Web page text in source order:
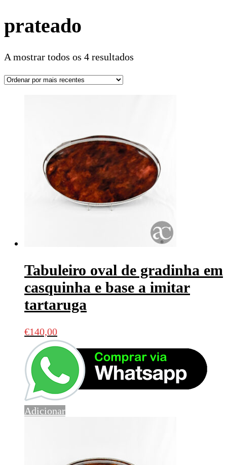
prateado
A mostrar todos os 4 resultados
Tabuleiro oval de gradinha em
casquinha e base a imitar
tartaruga
€140,00
Adicionar